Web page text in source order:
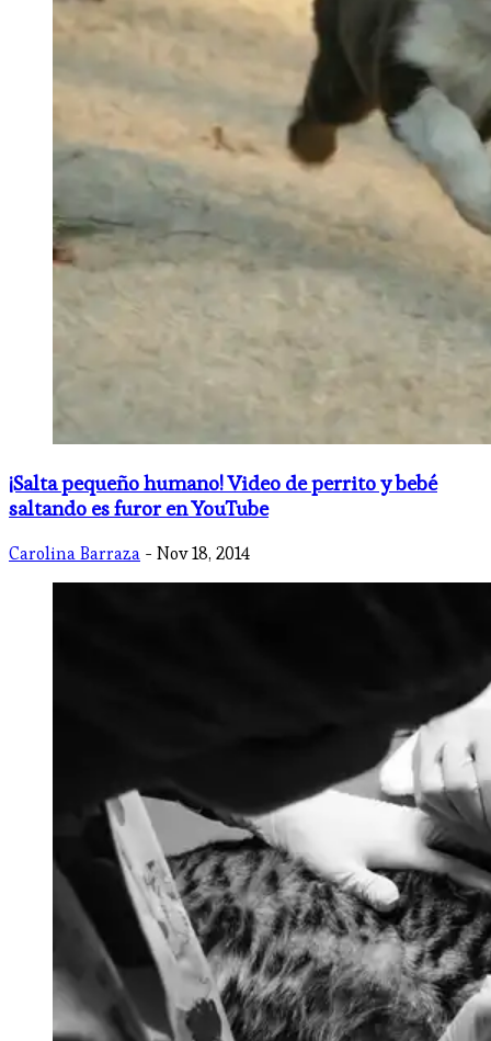
¡Salta pequeño humano! Video de perrito y bebé
saltando es furor en YouTube
Carolina Barraza - Nov 18, 2014